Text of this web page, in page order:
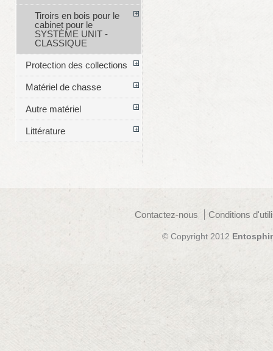
Tiroirs en bois pour le
cabinet pour le
SYSTÈME UNIT -
CLASSIQUE
Protection des collections
Matériel de chasse
Autre matériel
Littérature
Contactez-nous Conditions
© Copyright 2012